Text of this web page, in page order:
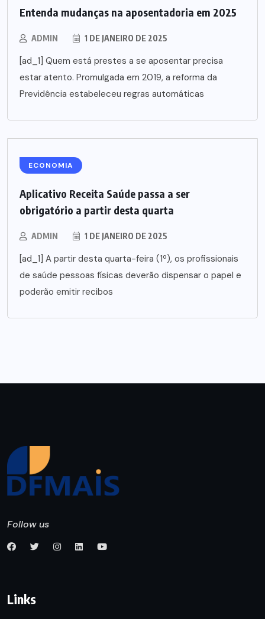
Entenda mudanças na aposentadoria em 2025
ADMIN 1 DE JANEIRO DE 2025
[ad_1] Quem está prestes a se aposentar precisa
estar atento. Promulgada em 2019, a reforma da
Previdência estabeleceu regras automáticas
ECONOMIA
Aplicativo Receita Saúde passa a ser
obrigatório a partir desta quarta
ADMIN 1 DE JANEIRO DE 2025
[ad_1] A partir desta quarta-feira (1º), os profissionais
de saúde pessoas físicas deverão dispensar o papel e
poderão emitir recibos
Follow us
Links